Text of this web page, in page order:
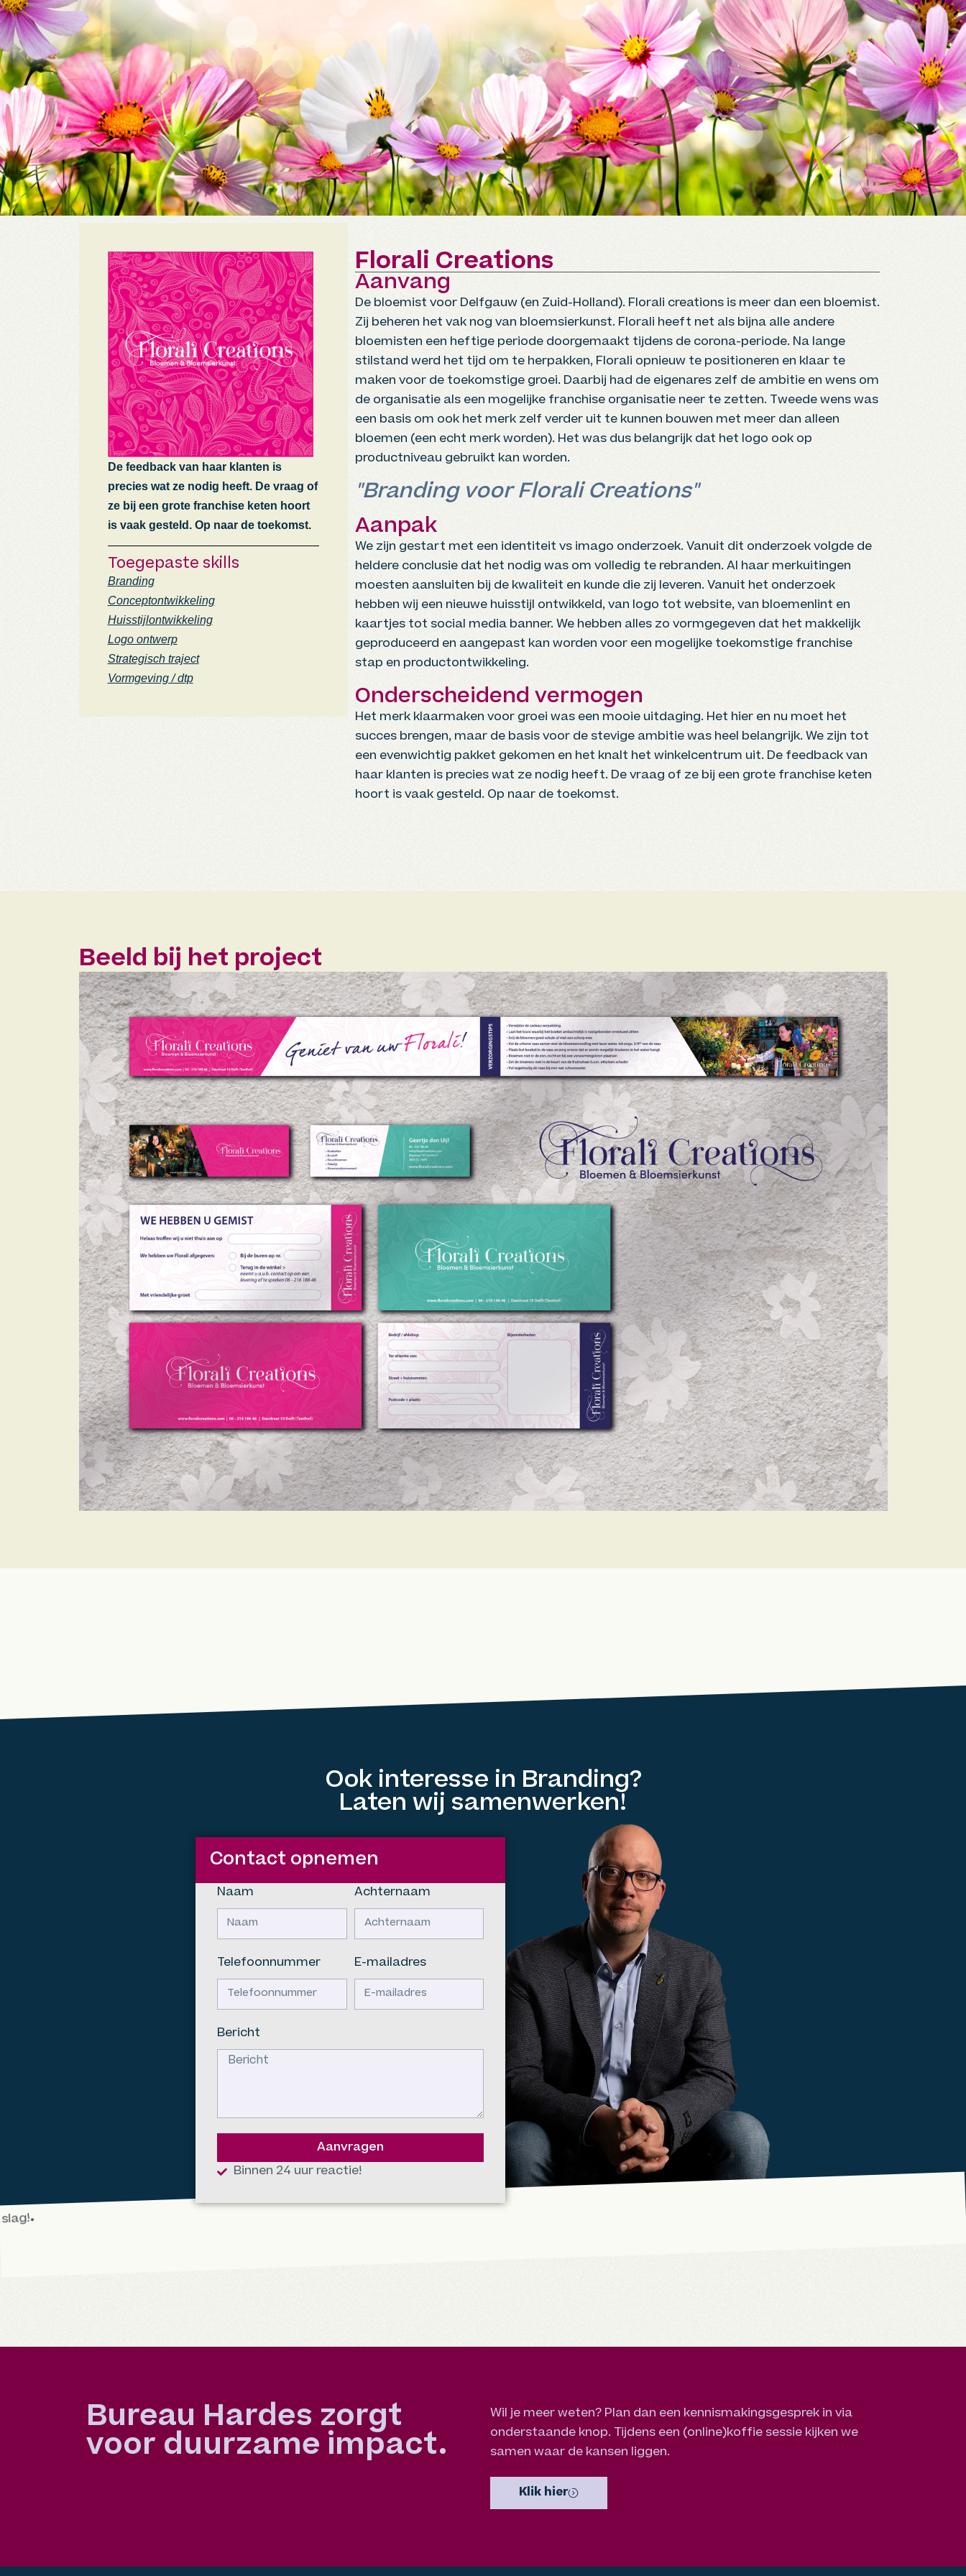
De feedback van haar klanten is
precies wat ze nodig heeft. De vraag of
ze bij een grote franchise keten hoort
is vaak gesteld. Op naar de toekomst.
Toegepaste skills
Branding
Conceptontwikkeling
Huisstijlontwikkeling
Logo ontwerp
Strategisch traject
Vormgeving / dtp
Florali Creations
Aanvang
De bloemist voor Delfgauw (en Zuid-Holland). Florali creations is meer dan een bloemist.
Zij beheren het vak nog van bloemsierkunst. Florali heeft net als bijna alle andere
bloemisten een heftige periode doorgemaakt tijdens de corona-periode. Na lange
stilstand werd het tijd om te herpakken, Florali opnieuw te positioneren en klaar te
maken voor de toekomstige groei. Daarbij had de eigenares zelf de ambitie en wens om
de organisatie als een mogelijke franchise organisatie neer te zetten. Tweede wens was
een basis om ook het merk zelf verder uit te kunnen bouwen met meer dan alleen
bloemen (een echt merk worden). Het was dus belangrijk dat het logo ook op
productniveau gebruikt kan worden.
"Branding voor Florali Creations"
Aanpak
We zijn gestart met een identiteit vs imago onderzoek. Vanuit dit onderzoek volgde de
heldere conclusie dat het nodig was om volledig te rebranden. Al haar merkuitingen
moesten aansluiten bij de kwaliteit en kunde die zij leveren. Vanuit het onderzoek
hebben wij een nieuwe huisstijl ontwikkeld, van logo tot website, van bloemenlint en
kaartjes tot social media banner. We hebben alles zo vormgegeven dat het makkelijk
geproduceerd en aangepast kan worden voor een mogelijke toekomstige franchise
stap en productontwikkeling.
Onderscheidend vermogen
Het merk klaarmaken voor groei was een mooie uitdaging. Het hier en nu moet het
succes brengen, maar de basis voor de stevige ambitie was heel belangrijk. We zijn tot
een evenwichtig pakket gekomen en het knalt het winkelcentrum uit. De feedback van
haar klanten is precies wat ze nodig heeft. De vraag of ze bij een grote franchise keten
hoort is vaak gesteld. Op naar de toekomst.
Beeld bij het project
Ook interesse in Branding?
Laten wij samenwerken!
Contact opnemen
Naam Achternaam
Telefoonnummer E-mailadres
Bericht
Aanvragen
Binnen 24 uur reactie!
•
Bureau Hardes zorgt
voor duurzame impact.
Wil je meer weten? Plan dan een kennismakingsgesprek in via
onderstaande knop. Tijdens een (online)koffie sessie kijken we
samen waar de kansen liggen.
Klik hier